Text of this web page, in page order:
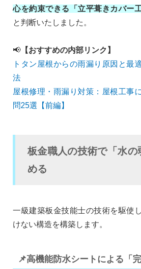
心を約束できる「立平葺きカバー
と判断いたしました。
📢 【おすすめの内部リンク】
トタン屋根からの雨漏り原因と最
法
屋根修理・雨漏り対策：屋根工事
問25選【前編】
板金職人の技術で「水の
める
一級建築板金技能士の技術を駆使
けない構造を構築します。
📌高機能防水シートによる「完